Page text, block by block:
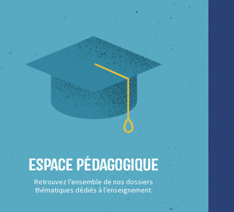
Espace Pédagogique
Retrouvez l’ensemble de nos dossiers
thématiques dédiés à l’enseignement.